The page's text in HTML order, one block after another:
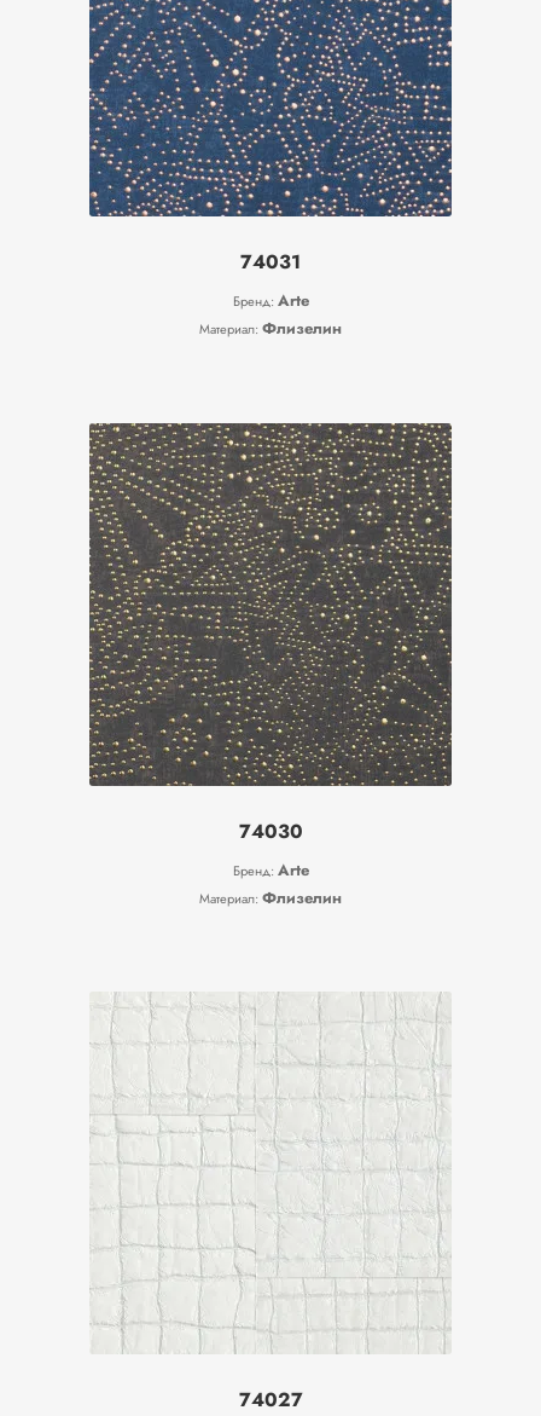
74031
Бренд: Arte
Материал: Флизелин
74030
Бренд: Arte
Материал: Флизелин
74027